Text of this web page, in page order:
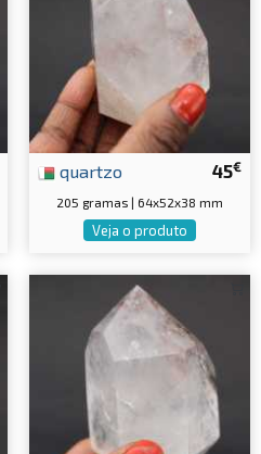
45€
quartzo
205 gramas | 64x52x38 mm
Veja o produto